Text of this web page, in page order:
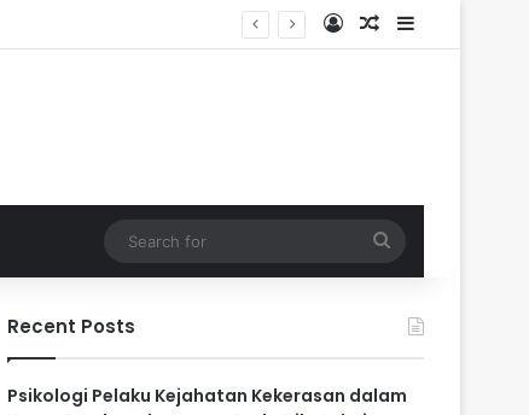
Log InRandom Article
Sidebar
for
Recent Posts
Psikologi Pelaku Kejahatan Kekerasan dalam